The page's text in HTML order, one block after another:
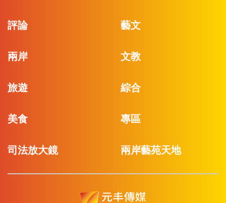
評論 藝文
兩岸 文教
旅遊 綜合
美食 專區
司法放大鏡 兩岸藝苑天地